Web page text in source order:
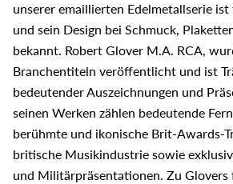
unserer emaillierten Edelmetallserie
und sein Design bei Schmuck,
bekannt. Robert Glover M.A. RCA,
Branchentiteln veröffentlicht und ist
bedeutender Auszeichnungen und
seinen Werken zählen bedeutende
berühmte und ikonische Brit-Awards-
britische Musikindustrie sowie
und Militärpräsentationen. Zu Glovers